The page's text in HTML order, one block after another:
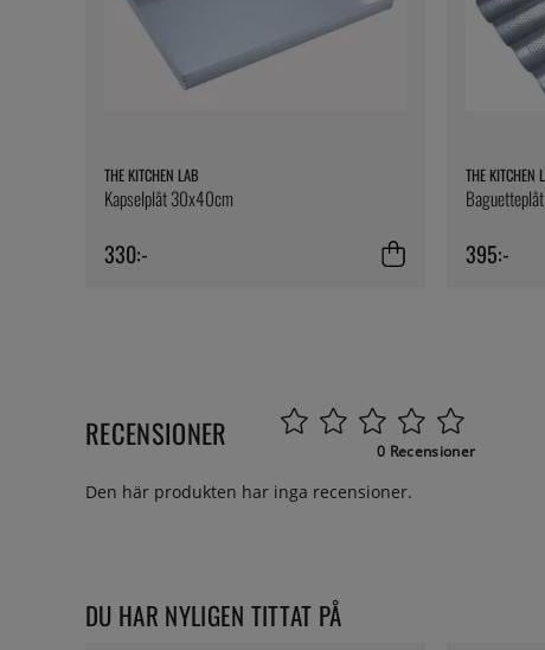
THE KITCHEN LAB
Kapselplåt 30x40cm
330:-
THE KITCHEN
395:-
RECENSIONER 0 Recensioner
Den här produkten har inga recensioner.
DU HAR NYLIGEN TITTAT PÅ